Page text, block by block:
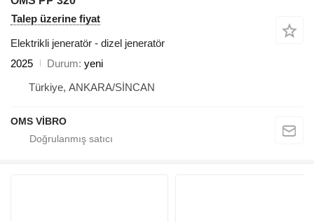
Talep üzerine fiyat
Elektrikli jeneratör - dizel jeneratör
2025
Durum yeni
Türkiye, ANKARA/SİNCAN
OMS VİBRO